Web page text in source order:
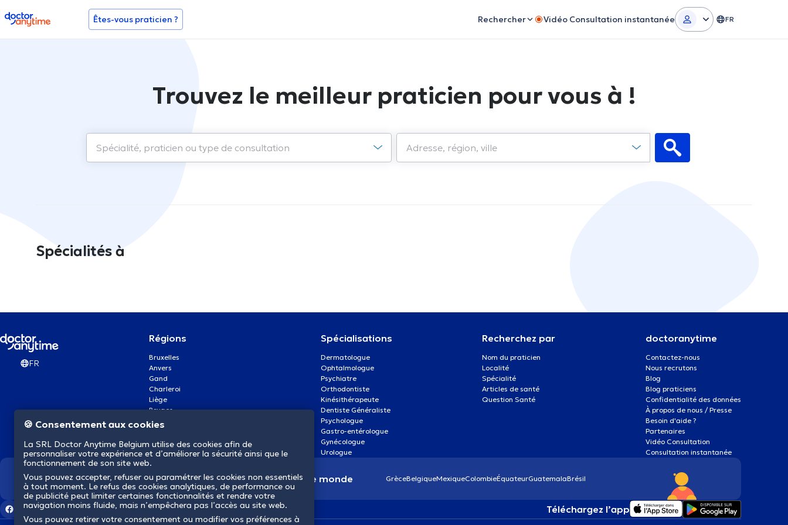
doctoranytime Êtes-vous praticien ? Rechercher Vidéo Consultation instantanée FR
Trouvez le meilleur praticien pour vous à !
Spécialités à
FR
Régions
Bruxelles
Anvers
Gand
Charleroi
Liège
Bruges
Namur
Mons
Aalst Flandre-Orientale
Spécialisations
Dermatologue
Ophtalmologue
Psychiatre
Orthodontiste
Kinésithérapeute
Dentiste Généraliste
Psychologue
Gastro-entérologue
Gynécologue
Urologue
Recherchez par
Nom du praticien
Localité
Spécialité
Articles de santé
Question Santé
doctoranytime
Contactez-nous
Nous recrutons
Blog
Blog praticiens
Confidentialité des données
À propos de nous / Presse
Besoin d'aide ?
Partenaires
Vidéo Consultation
Consultation instantanée
Nous révolutionnons la santé dans le monde GrèceBelgiqueMexiqueColombieÉquateurGuatemalaBrésil
Téléchargez l’app
🍪 Consentement aux cookies
La SRL Doctor Anytime Belgium utilise des cookies afin de
personnaliser votre expérience et d’améliorer la sécurité ainsi que le
fonctionnement de son site web.
Vous pouvez accepter, refuser ou paramétrer les cookies non essentiels
à tout moment. Le refus des cookies analytiques, de performance ou
de publicité peut limiter certaines fonctionnalités et rendre votre
navigation moins fluide, mais n’empêchera pas l’accès au site web.
Vous pouvez retirer votre consentement ou modifier vos préférences à